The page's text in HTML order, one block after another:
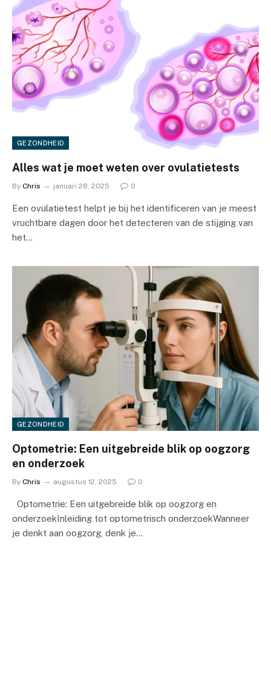
GEZONDHEID
Alles wat je moet weten over ovulatietests
By Chris januari 28, 2025 0
Een ovulatietest helpt je bij het identificeren van je meest
vruchtbare dagen door het detecteren van de stijging van
het…
GEZONDHEID
Optometrie: Een uitgebreide blik op oogzorg
en onderzoek
By Chris augustus 12, 2025 0
Optometrie: Een uitgebreide blik op oogzorg en
onderzoekInleiding tot optometrisch onderzoekWanneer
je denkt aan oogzorg, denk je…